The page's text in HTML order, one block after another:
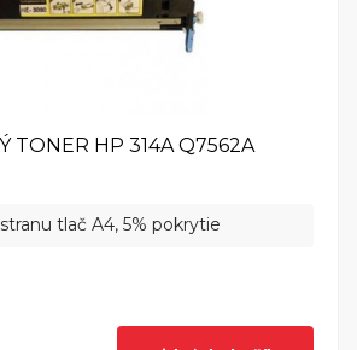
TONER HP 314A Q7562A
tlač A4, 5% pokrytie